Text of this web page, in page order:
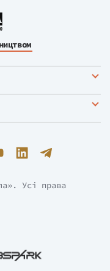
Усі права